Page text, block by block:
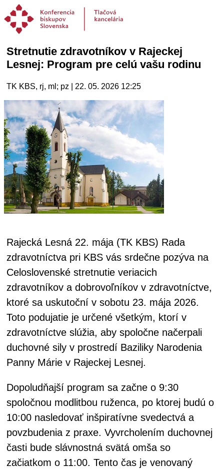
Stretnutie zdravotníkov v Rajeckej
Lesnej: Program pre celú vašu rodinu
TK KBS, rj, ml; pz | 22. 05. 2026 12:25
Rajecká Lesná 22. mája (TK KBS) Rada
zdravotníctva pri KBS vás srdečne pozýva na
Celoslovenské stretnutie veriacich
zdravotníkov a dobrovoľníkov v zdravotníctve,
ktoré sa uskutoční v sobotu 23. mája 2026.
Toto podujatie je určené všetkým, ktorí v
zdravotníctve slúžia, aby spoločne načerpali
duchovné sily v prostredí Baziliky Narodenia
Panny Márie v Rajeckej Lesnej.
Dopoludňajší program sa začne o 9:30
spoločnou modlitbou ruženca, po ktorej budú o
10:00 nasledovať inšpiratívne svedectvá a
povzbudenia z praxe. Vyvrcholením duchovnej
časti bude slávnostná svätá omša so
začiatkom o 11:00. Tento čas je venovaný